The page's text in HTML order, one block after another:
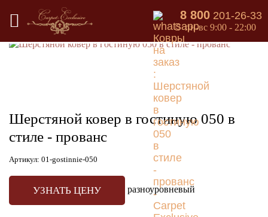
8 800 201-26-33
пн-вс 9:00 - 22:00
Назад в каталог
Шерстяной ковер в гостиную 050 в
стиле - прованс
Артикул: 01-gostinnie-050
УЗНАТЬ ЦЕНУ разноуровневый